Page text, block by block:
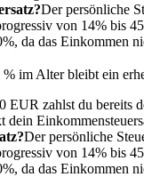
Der persönliche
von 14% bis
da das Einkommen
im Alter bleibt ein
EUR zahlst du bereits
dein
Der persönliche
von 14% bis
da das Einkommen